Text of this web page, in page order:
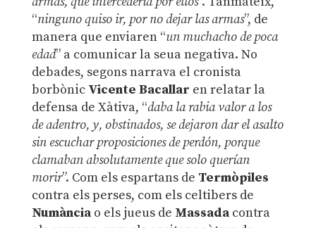
“ninguno quiso ir, por no dejar las armas”, de
manera que enviaren “un muchacho de poca
edad” a comunicar la seua negativa. No
debades, segons narrava el cronista
borbònic Vicente Bacallar en relatar la
defensa de Xàtiva, “daba la rabia valor a los
de adentro, y, obstinados, se dejaron dar el asalto
sin escuchar proposiciones de perdón, porque
clamaban absolutamente que solo querían
morir”. Com els espartans de Termòpiles
contra els perses, com els celtibers de
Numànciao els jueus de Massadacontra